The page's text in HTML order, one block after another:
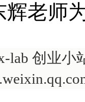
老师
lab 创业小